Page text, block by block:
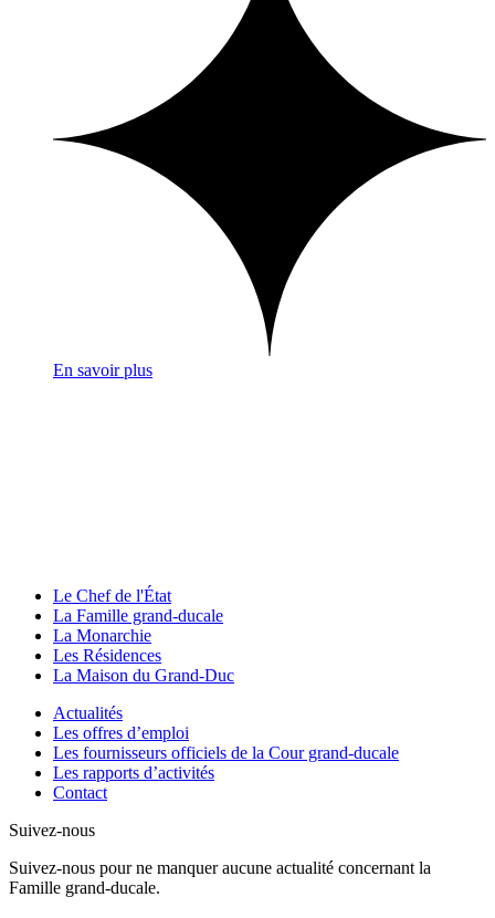
En savoir plus
Le Chef de l'État
La Famille grand-ducale
La Monarchie
Les Résidences
La Maison du Grand-Duc
Actualités
Les offres d’emploi
Les fournisseurs officiels de la Cour grand-ducale
Les rapports d’activités
Contact
Suivez-nous
Suivez-nous pour ne manquer aucune actualité concernant la
Famille grand-ducale.